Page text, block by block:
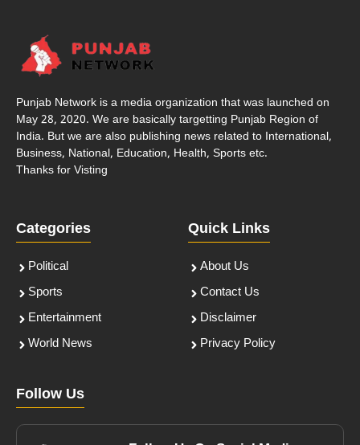
Punjab Network is a media organization that was launched on
May 28, 2020. We are basically targetting Punjab Region of
India. But we are also publishing news related to International,
Business, National, Education, Health, Sports etc.
Thanks for Visting
Categories
Political
Sports
Entertainment
World News
Quick Links
About Us
Contact Us
Disclaimer
Privacy Policy
Follow Us